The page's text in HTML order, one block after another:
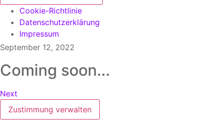
Cookie-Richtlinie
Datenschutzerklärung
Impressum
September 12, 2022
Coming soon...
Next
Zustimmung verwalten